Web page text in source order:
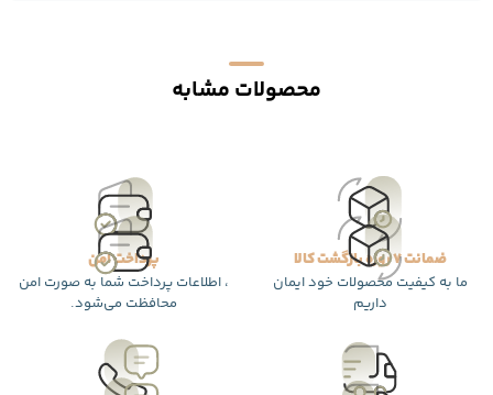
محصولات مشابه
ضمانت 7 روزه بازگشت کالا
ما به کیفیت محصولات خود ایمان
داریم
پرداخت امن
، اطلاعات پرداخت شما به صورت امن
محافظت می‌شود.